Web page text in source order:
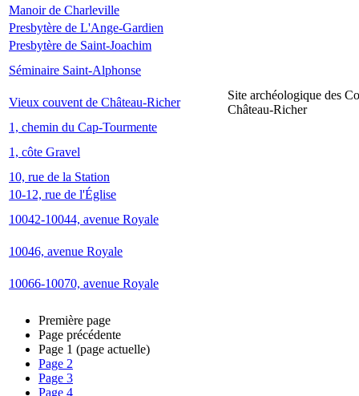
Manoir de Charleville
Presbytère de L'Ange-Gardien
Presbytère de Saint-Joachim
Séminaire Saint-Alphonse
Vieux couvent de Château-Richer
Site archéologique des
Château-Richer
1, chemin du Cap-Tourmente
1, côte Gravel
10, rue de la Station
10-12, rue de l'Église
10042-10044, avenue Royale
10046, avenue Royale
10066-10070, avenue Royale
Première page
Page précédente
Page 1 (page actuelle)
Page 2
Page 3
Page 4